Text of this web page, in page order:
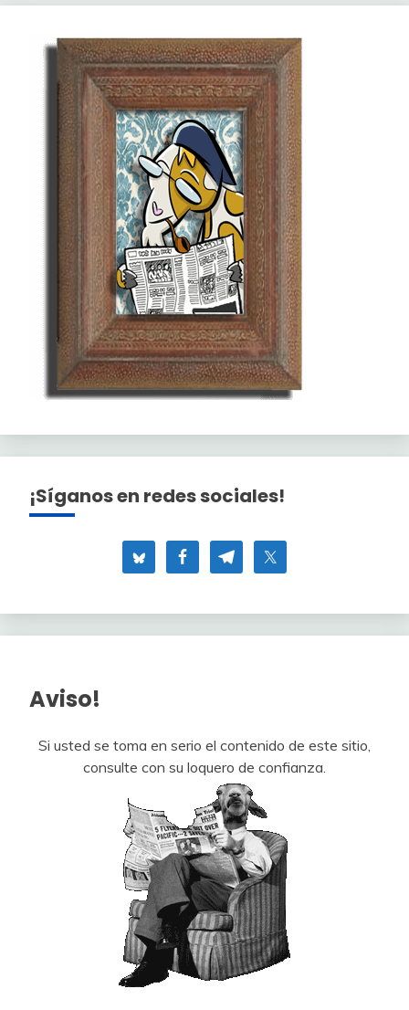
¡Síganos en redes sociales!
Aviso!
Si usted se toma en serio el contenido de este sitio,
consulte con su loquero de confianza.